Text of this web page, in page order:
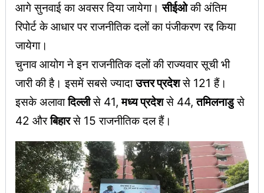
आगे सुनवाई का अवसर दिया जायेगा।सीईओकी अंतिम
रिपोर्ट के आधार पर राजनीतिक दलों का पंजीकरण रद्द किया
जायेगा।
चुनाव आयोग ने इन राजनीतिक दलों की राज्यवार सूची भी
जारी की है। इसमें सबसे ज्यादाउत्तर प्रदेशसे 121 हैं।
इसके अलावादिल्लीसे 41,मध्य प्रदेशसे 44,तमिलनाडुसे
42 औरबिहारसे 15 राजनीतिक दल हैं।